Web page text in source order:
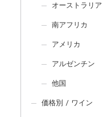
オーストラリア
南アフリカ
アメリカ
アルゼンチン
他国
価格別 / ワイン